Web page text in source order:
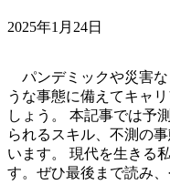
2025年1月24日
パンデミックや災害
うな事態に備えてキャ
しょう。
本記事では予
られるスキル、不測の
います。
現代を生きる
す。ぜひ最後まで読み